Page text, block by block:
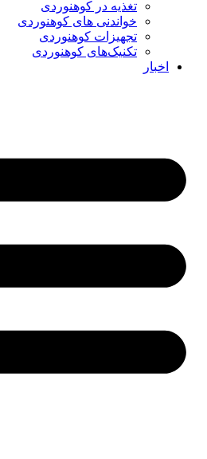
تغذیه در کوهنوردی
خواندنی های کوهنوردی
تجهیزات کوهنوردی
تکنیک‌های کوهنوردی
اخبار